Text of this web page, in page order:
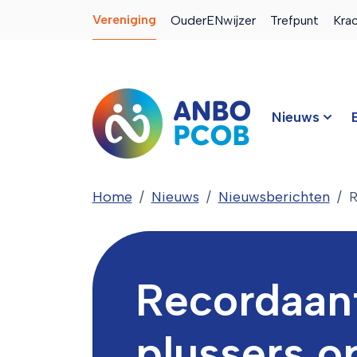
Vereniging OuderENwijzer Trefpunt
Nieuws
Home Nieuws Nieuwsberichten